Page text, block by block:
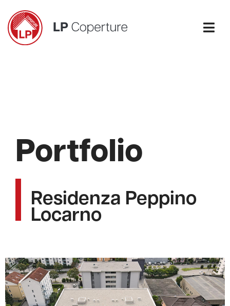
contenuto
AZIENDA
Portfolio
Residenza Peppino
Locarno